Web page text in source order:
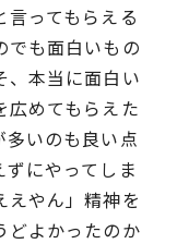
言ってもらえる
でも面白いもの
、本当に面白い
広めてもらえた
多いのも良い点
にやってしま
えやん」精神を
どよかったのか